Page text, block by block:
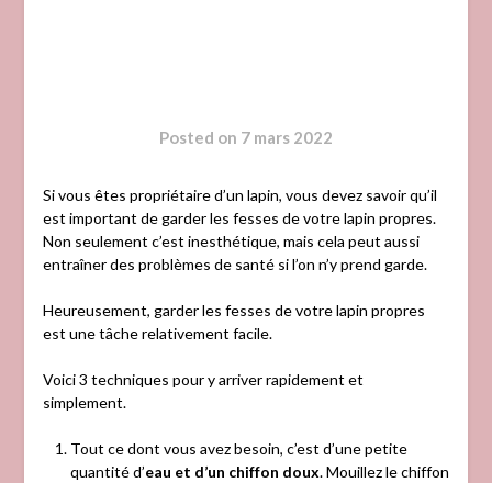
Posted on 7 mars 2022
Si vous êtes propriétaire d’un lapin, vous devez savoir qu’il
est important de garder les fesses de votre lapin propres.
Non seulement c’est inesthétique, mais cela peut aussi
entraîner des problèmes de santé si l’on n’y prend garde.
Heureusement, garder les fesses de votre lapin propres
est une tâche relativement facile.
Voici 3 techniques pour y arriver rapidement et
simplement.
Tout ce dont vous avez besoin, c’est d’une petite
quantité d’eau et d’un chiffon doux. Mouillez le chiffon